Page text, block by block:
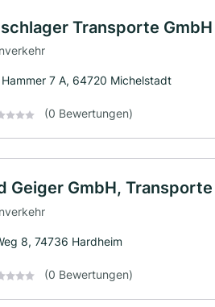
Transporte GmbH
7 A, 64720 Michelstadt
(0 Bewertungen)
Geiger GmbH,
8, 74736 Hardheim
(0 Bewertungen)